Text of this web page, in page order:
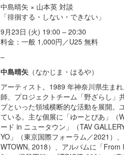
中島晴矢 × 山本英 対談
「徘徊する・しない・できない」
9 月23日 (火) 19:00 – 20:30
料金：一般1,000円／U25 無料
–
中島晴矢（なかじま・はるや）
アーティスト。 1989 年神奈川県生ま
師、プロジェクトチーム「野ざらし」
プといった領域横断的な活動を展開。
ている。主な個展に「ゆーとぴあ」（
ード in ニュータウン」（TAV
YO」（東京国際フォーラム／2021 ）
WTOWN, 2018）、アルバムに「From